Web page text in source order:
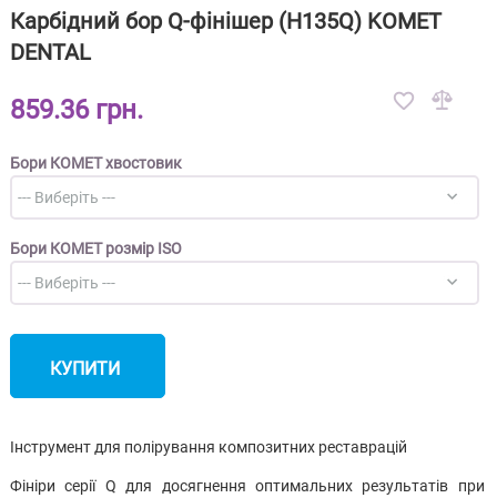
Карбідний бор Q-фінішер (H135Q) KOMET
DENTAL
859.36 грн.
Бори КОМЕТ хвостовик
Бори КОМЕТ розмір ISO
КУПИТИ
Інструмент для полірування композитних реставрацій
Фініри серії Q для досягнення оптимальних результатів при